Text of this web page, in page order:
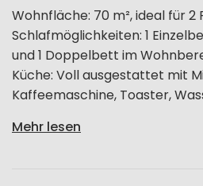
Wohnfläche: 70 m², ideal für 2
Schlafmöglichkeiten: 1
und 1 Doppelbett im
Küche: Voll ausgestattet mit
Kaffeemaschine, Toaster,
Mehr lesen